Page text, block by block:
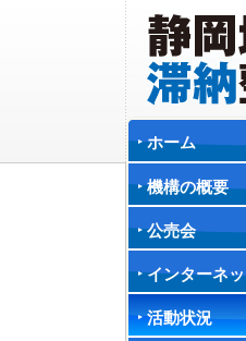
ホーム
機構の概要
公売会
インターネ
活動状況